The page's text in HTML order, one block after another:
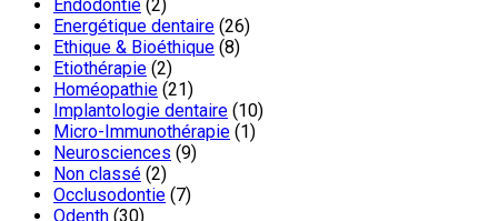
Endodontie (2)
Energétique dentaire (26)
Ethique & Bioéthique (8)
Etiothérapie (2)
Homéopathie (21)
Implantologie dentaire (10)
Micro-Immunothérapie (1)
Neurosciences (9)
Non classé (2)
Occlusodontie (7)
Odenth (30)